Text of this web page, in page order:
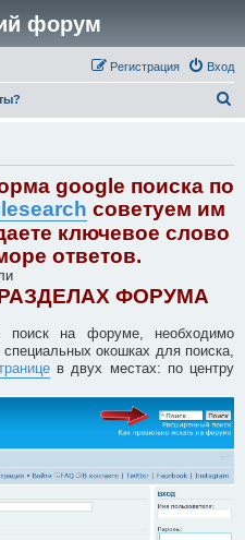
форум
Вход
Регистрация
google поиска по
советуем им
ключевое слово
ответов.
ФОРУМА
поиск на форуме, необходимо
окошках для поиска,
в двух местах: по центру